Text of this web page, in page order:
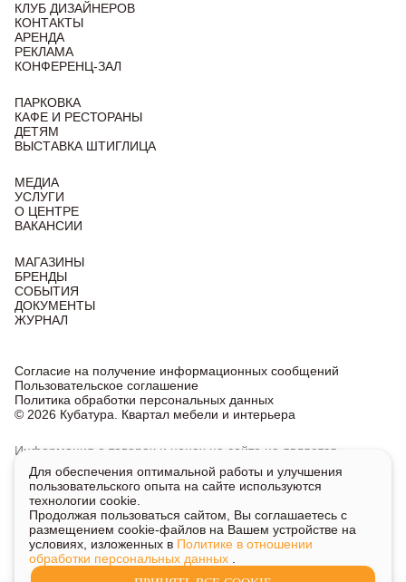
КЛУБ ДИЗАЙНЕРОВ
КОНТАКТЫ
АРЕНДА
РЕКЛАМА
КОНФЕРЕНЦ-ЗАЛ
ПАРКОВКА
КАФЕ И РЕСТОРАНЫ
ДЕТЯМ
ВЫСТАВКА ШТИГЛИЦА
МЕДИА
УСЛУГИ
О ЦЕНТРЕ
ВАКАНСИИ
МАГАЗИНЫ
БРЕНДЫ
СОБЫТИЯ
ДОКУМЕНТЫ
ЖУРНАЛ
© 2026 Кубатура. Квартал мебели и интерьера
Согласие на получение информационных сообщений
Пользовательское соглашение
Политика обработки персональных данных
Информация о товарах и ценах на сайте не является
публичной офертой, носит исключительно информационный
характер.
Для получения подробной информации о наличии
и стоимости указанных товаров и услуг напишите или
позвоните нам.
Для обеспечения оптимальной работы и улучшения
пользовательского опыта на сайте используются
технологии cookie.
Продолжая пользоваться сайтом, Вы соглашаетесь с
размещением cookie-файлов на Вашем устройстве на
условиях, изложенных в Политике в отношении
обработки персональных данных